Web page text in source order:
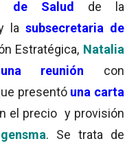
de Salud
de la
la subsecretaria de
Estratégica, Natalia
una reunión con
presentó una carta
el precio y provisión
. Se trata de